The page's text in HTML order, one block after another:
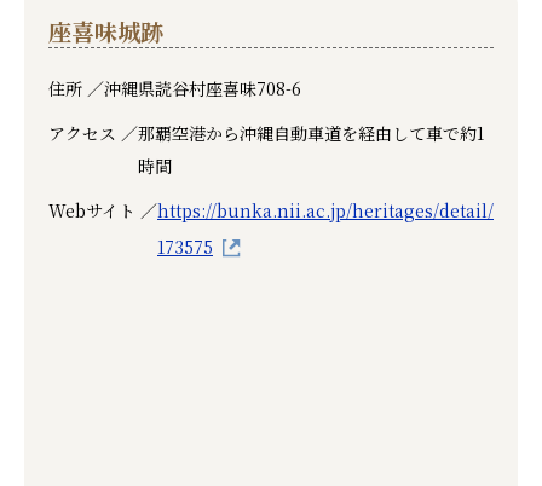
座喜味城跡
住所 ／沖縄県読谷村座喜味708-6
アクセス ／那覇空港から沖縄自動車道を経由して車で約1
時間
Webサイト ／https://bunka.nii.ac.jp/heritages/detail/
173575